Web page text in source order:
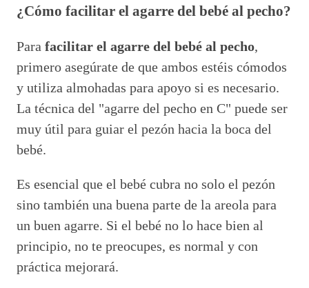
¿Cómo facilitar el agarre del bebé al pecho?
Para facilitar el agarre del bebé al pecho,
primero asegúrate de que ambos estéis cómodos
y utiliza almohadas para apoyo si es necesario.
La técnica del "agarre del pecho en C" puede ser
muy útil para guiar el pezón hacia la boca del
bebé.
Es esencial que el bebé cubra no solo el pezón
sino también una buena parte de la areola para
un buen agarre. Si el bebé no lo hace bien al
principio, no te preocupes, es normal y con
práctica mejorará.